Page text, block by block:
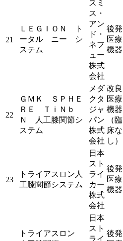
21
ＬＥＧＩＯＮ ト
ータル ニー シ
ステム
スミ
ス・
アン
ド・
ネフ
ュー
株式
会社
後発
医療
機器
22
ＧＭＫ ＳＰＨＥ
ＲＥ ＴｉＮｂ
Ｎ 人工膝関節シ
ステム
メダ
クタ
ジャ
パン
株式
会社
改良
医療
機器
（臨
床な
し）
23
トライアスロン人
工膝関節システム
日本
スト
ライ
カー
株式
会社
後発
医療
機器
トライアスロン
日本
スト
ライ
後発